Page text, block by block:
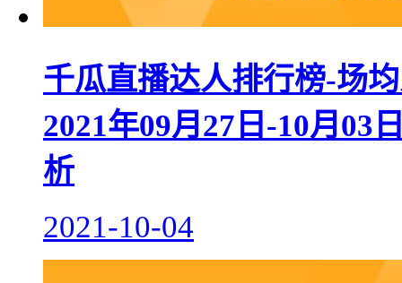
千瓜直播达人排行榜-场
2021年09月27日-10月03
析
2021-10-04